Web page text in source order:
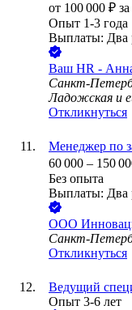
от 100 000 ₽
Опыт 1-3 года
Выплаты: Два
Ваш HR -
Санкт-
Ладожская и
Откликнуться
Менеджер по
60 000 – 150
Без опыта
Выплаты: Два
ООО
Санкт-
Откликнуться
Ведущий
Опыт 3-6 лет